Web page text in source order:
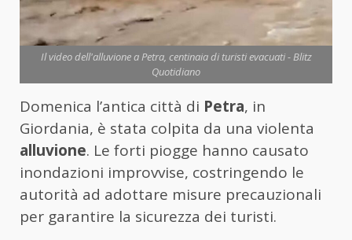
Il video dell'alluvione a Petra, centinaia di turisti evacuati - Blitz
Quotidiano
Domenica l’antica città di Petra, in
Giordania, è stata colpita da una violenta
alluvione. Le forti piogge hanno causato
inondazioni improvvise, costringendo le
autorità ad adottare misure precauzionali
per garantire la sicurezza dei turisti.